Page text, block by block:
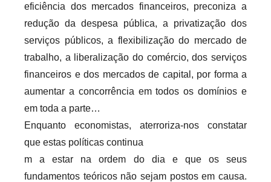
eficiência dos mercados financeiros, preconiza a
redução da despesa pública, a privatização dos
serviços públicos, a flexibilização do mercado de
trabalho, a liberalização do comércio, dos serviços
financeiros e dos mercados de capital, por forma a
aumentar a concorrência em todos os domínios e
em toda a parte…
Enquanto economistas, aterroriza-nos constatar
que estas políticas continua
m a estar na ordem do dia e que os seus
fundamentos teóricos não sejam postos em causa.